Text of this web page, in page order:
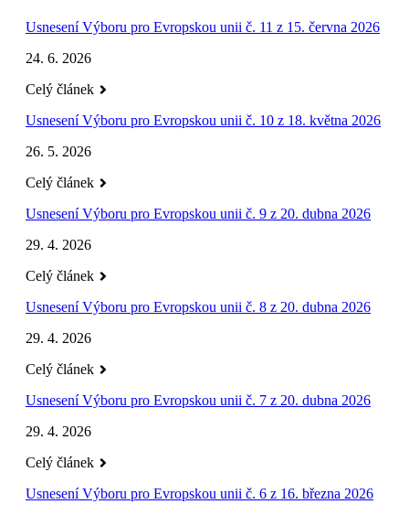
Usnesení Výboru pro Evropskou unii č. 11 z 15. června 2026
24. 6. 2026
Celý článek
Usnesení Výboru pro Evropskou unii č. 10 z 18. května 2026
26. 5. 2026
Celý článek
Usnesení Výboru pro Evropskou unii č. 9 z 20. dubna 2026
29. 4. 2026
Celý článek
Usnesení Výboru pro Evropskou unii č. 8 z 20. dubna 2026
29. 4. 2026
Celý článek
Usnesení Výboru pro Evropskou unii č. 7 z 20. dubna 2026
29. 4. 2026
Celý článek
Usnesení Výboru pro Evropskou unii č. 6 z 16. března 2026